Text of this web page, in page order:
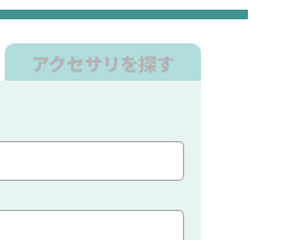
アクセサリを探す